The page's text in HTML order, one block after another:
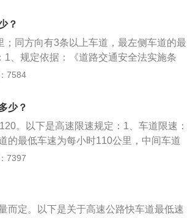
小时100公里。同方向有3条以上车道，
，中间车道的最低车速为每小时90公
公里每小时。高速公路超速的扣分标准：
警告。超过规定的时速在百分之十以上在
时速百分之二十以上没有达到百分之五
？
同方向有3条以上车道，最左侧车道的最
、规定依据：《道路交通安全法实施条
侧车道的最低车速为每小时100公里；同
速标志标明的车速与上述车道行驶车速
的车速行驶。
7584
少？
。以下是高速限速规定：1、车道限速：
的最低车速为每小时110公里，中间车道
道的最低车速为每小时60公里。2、违反
品运输车辆，在高速公路行驶低于最低
也不扣分。
7397
而定。以下是关于高速公路快车道最低速